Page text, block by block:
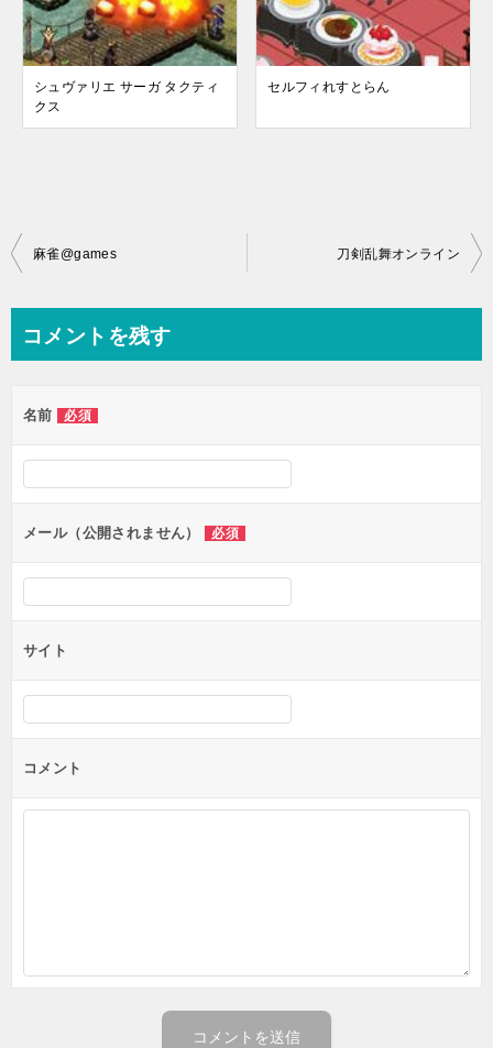
シュヴァリエ サーガ タクティ
クス
セルフィれすとらん
投
ビ
ー
シ
ョ
ン
麻雀@games 刀剣乱舞オンライン
コメントを残す
名前 必須
メール（公開されません） 必須
サイト
コメント